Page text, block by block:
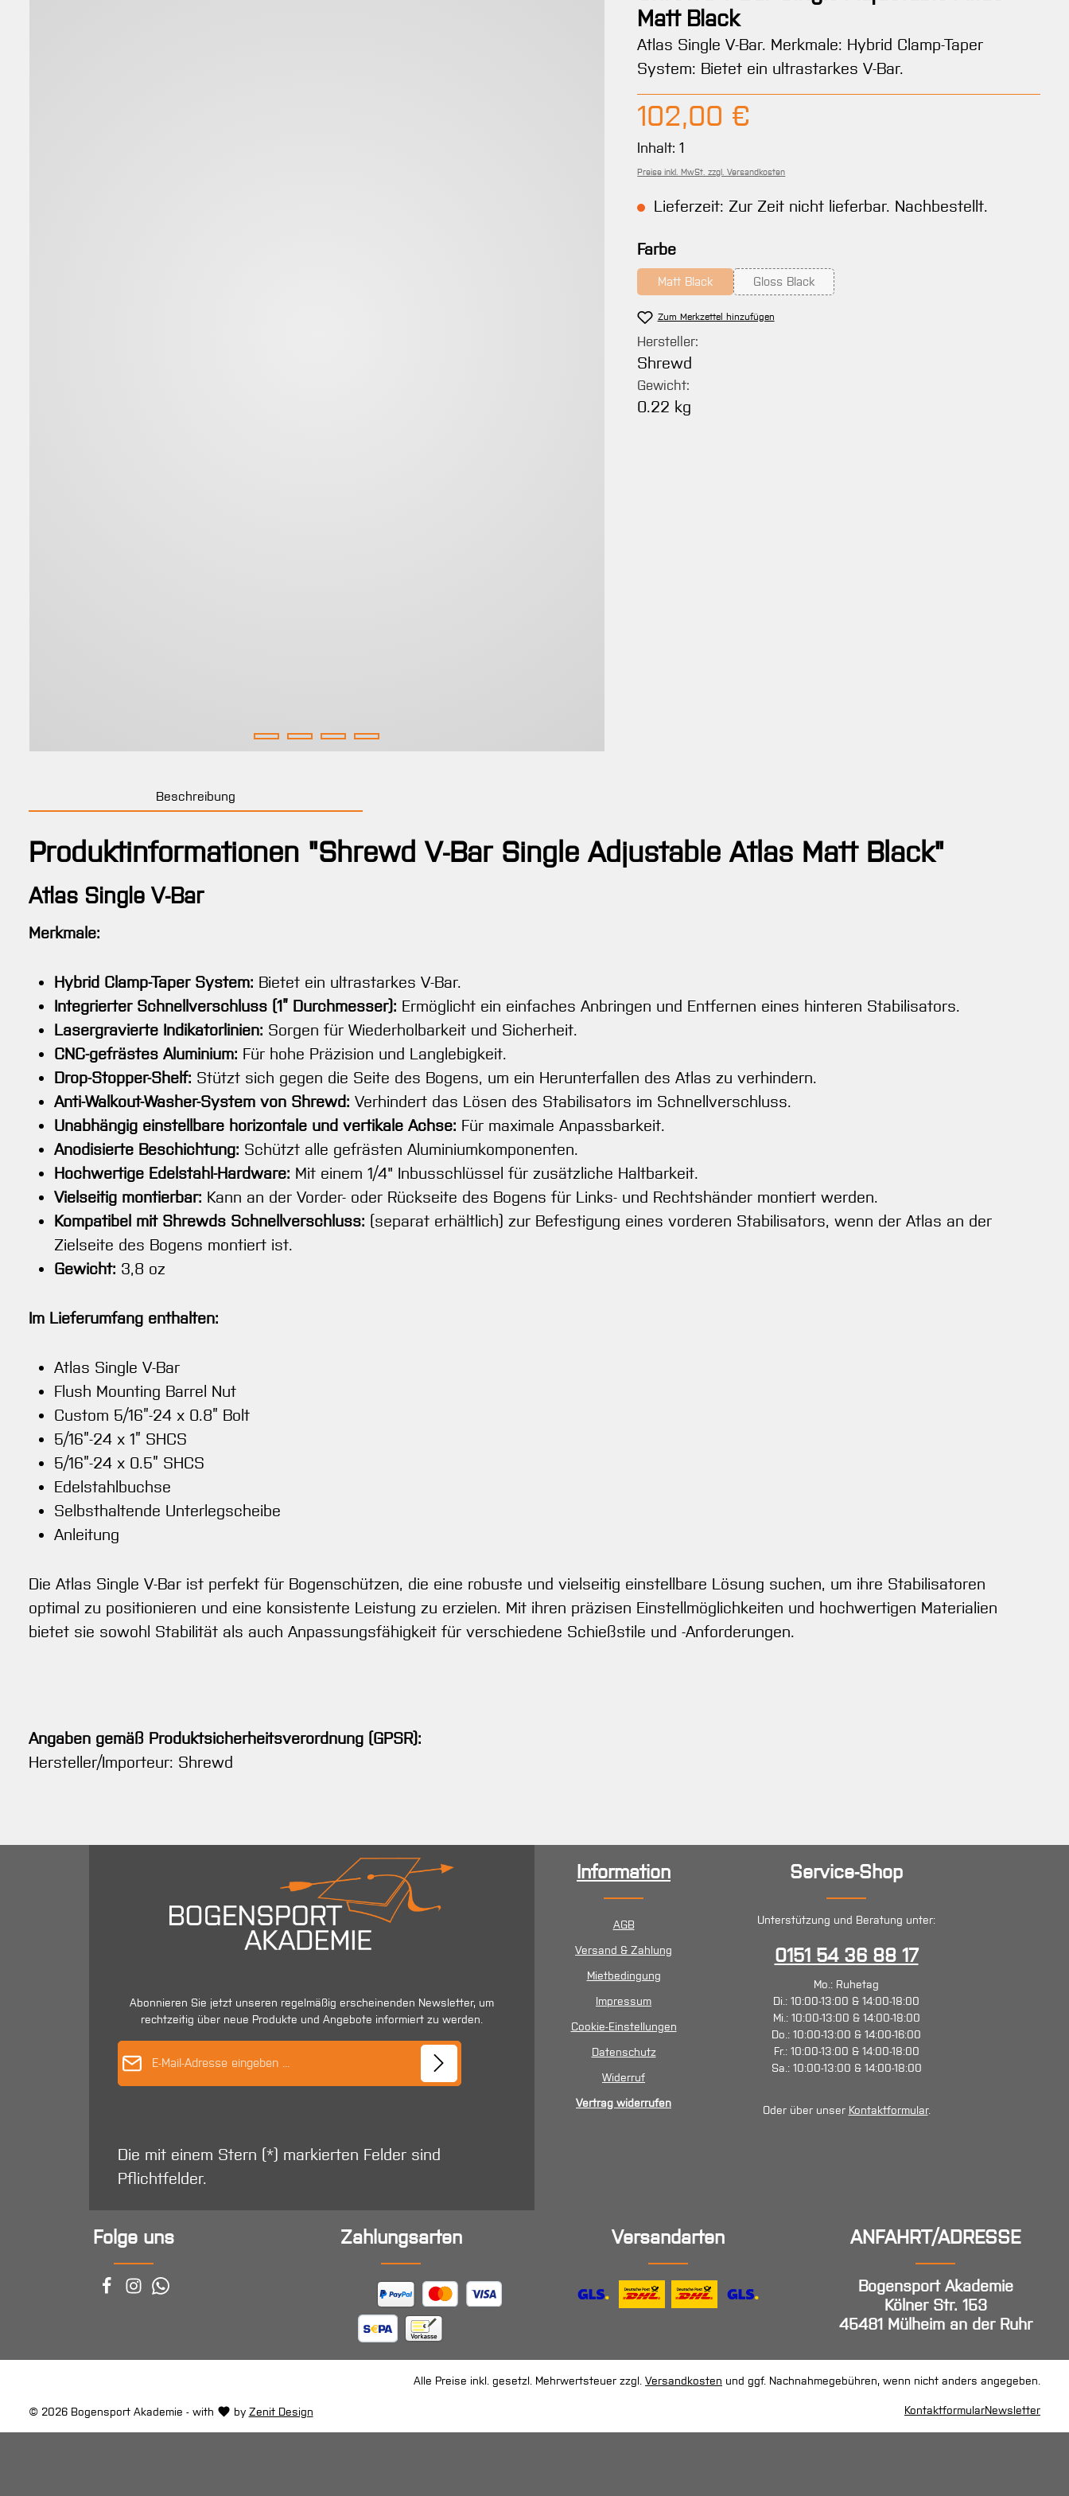
Matt Black
Atlas Single V-Bar. Merkmale: Hybrid Clamp-Taper
System: Bietet ein ultrastarkes V-Bar.
Regulärer Preis:
102,00 €
Inhalt:1
Preise inkl. MwSt. zzgl. Versandkosten
Lieferzeit: Zur Zeit nicht lieferbar. Nachbestellt.
Farbeauswählen
Matt Black
(Diese Option ist zurzeit nicht verfügbar.)
Gloss Black
(Diese Option ist zurzeit nicht verfügbar.)
Zum Merkzettel hinzufügen
Hersteller:
Shrewd
Gewicht:
0.22 kg
Beschreibung
Produktinformationen "Shrewd V-Bar Single Adjustable Atlas Matt Black"
Atlas Single V-Bar
Merkmale:
Hybrid Clamp-Taper System: Bietet ein ultrastarkes V-Bar.
Integrierter Schnellverschluss (1” Durchmesser): Ermöglicht ein einfaches Anbringen und Entfernen eines hinteren Stabilisators.
Lasergravierte Indikatorlinien: Sorgen für Wiederholbarkeit und Sicherheit.
CNC-gefrästes Aluminium: Für hohe Präzision und Langlebigkeit.
Drop-Stopper-Shelf: Stützt sich gegen die Seite des Bogens, um ein Herunterfallen des Atlas zu verhindern.
Anti-Walkout-Washer-System von Shrewd: Verhindert das Lösen des Stabilisators im Schnellverschluss.
Unabhängig einstellbare horizontale und vertikale Achse: Für maximale Anpassbarkeit.
Anodisierte Beschichtung: Schützt alle gefrästen Aluminiumkomponenten.
Hochwertige Edelstahl-Hardware: Mit einem 1/4" Inbusschlüssel für zusätzliche Haltbarkeit.
Vielseitig montierbar: Kann an der Vorder- oder Rückseite des Bogens für Links- und Rechtshänder montiert werden.
Kompatibel mit Shrewds Schnellverschluss: (separat erhältlich) zur Befestigung eines vorderen Stabilisators, wenn der Atlas an der
Zielseite des Bogens montiert ist.
Gewicht: 3,8 oz
Im Lieferumfang enthalten:
Atlas Single V-Bar
Flush Mounting Barrel Nut
Custom 5/16”-24 x 0.8” Bolt
5/16”-24 x 1” SHCS
5/16”-24 x 0.5” SHCS
Edelstahlbuchse
Selbsthaltende Unterlegscheibe
Anleitung
Die Atlas Single V-Bar ist perfekt für Bogenschützen, die eine robuste und vielseitig einstellbare Lösung suchen, um ihre Stabilisatoren
optimal zu positionieren und eine konsistente Leistung zu erzielen. Mit ihren präzisen Einstellmöglichkeiten und hochwertigen Materialien
bietet sie sowohl Stabilität als auch Anpassungsfähigkeit für verschiedene Schießstile und -Anforderungen.
Angaben gemäß Produktsicherheitsverordnung (GPSR):
Hersteller/Importeur: Shrewd
Abonnieren Sie jetzt unseren regelmäßig erscheinenden Newsletter, um
rechtzeitig über neue Produkte und Angebote informiert zu werden.
Die mit einem Stern (*) markierten Felder sind
Pflichtfelder.
Information
AGB
Versand & Zahlung
Mietbedingung
Impressum
Cookie-Einstellungen
Datenschutz
Widerruf
Vertrag widerrufen
Service-Shop
Unterstützung und Beratung unter:
0151 54 36 88 17
Mo.: Ruhetag
Di.: 10:00-13:00 & 14:00-18:00
Mi.: 10:00-13:00 & 14:00-18:00
Do.: 10:00-13:00 & 14:00-16:00
Fr.: 10:00-13:00 & 14:00-18:00
Sa.: 10:00-13:00 & 14:00-18:00
Oder über unser Kontaktformular.
Folge uns Zahlungsarten Versandarten ANFAHRT/ADRESSE
Bogensport Akademie
Kölner Str. 153
45481 Mülheim an der Ruhr
Alle Preise inkl. gesetzl. Mehrwertsteuer zzgl. Versandkosten und ggf. Nachnahmegebühren, wenn nicht anders angegeben.
© 2026 Bogensport Akademie - with by Zenit Design KontaktformularNewsletter